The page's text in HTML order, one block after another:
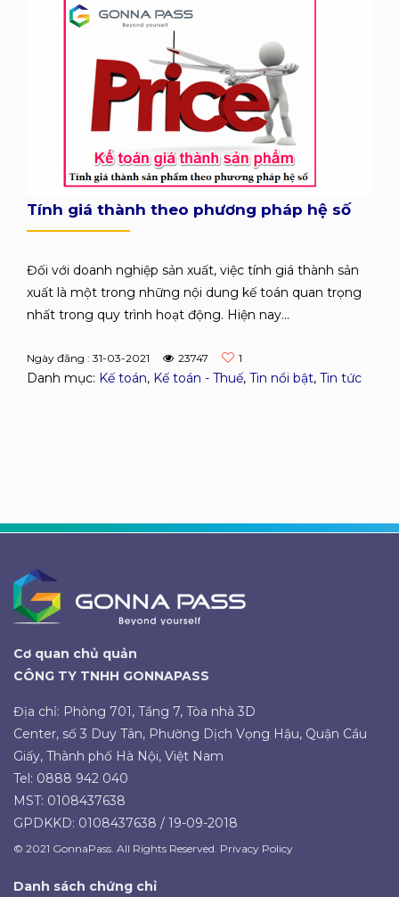
Tính giá thành theo phương pháp hệ số
Đối với doanh nghiệp sản xuất, việc tính giá thành sản
xuất là một trong những nội dung kế toán quan trọng
nhất trong quy trình hoạt động. Hiện nay...
Ngày đăng : 31-03-2021 23747 1
Danh mục: Kế toán, Kế toán - Thuế, Tin nổi bật, Tin tức
Cơ quan chủ quản
CÔNG TY TNHH GONNAPASS
Địa chỉ: Phòng 701, Tầng 7, Tòa nhà 3D
Center, số 3 Duy Tân, Phường Dịch Vọng Hậu, Quận Cầu
Giấy, Thành phố Hà Nội, Việt Nam
Tel: 0888 942 040
MST: 0108437638
GPDKKD: 0108437638 / 19-09-2018
© 2021 GonnaPass. All Rights Reserved. Privacy Policy
Danh sách chứng chỉ